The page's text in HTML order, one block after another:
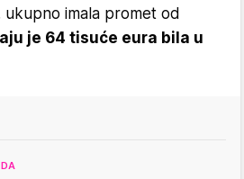
ukupno imala promet od
je 64 tisuće eura bila u